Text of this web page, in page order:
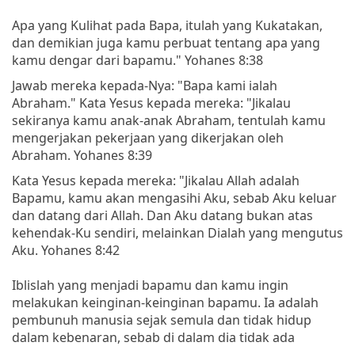
Apa yang Kulihat pada Bapa, itulah yang Kukatakan,
dan demikian juga kamu perbuat tentang apa yang
kamu dengar dari bapamu." Yohanes 8:38
Jawab mereka kepada-Nya: "Bapa kami ialah
Abraham." Kata Yesus kepada mereka: "Jikalau
sekiranya kamu anak-anak Abraham, tentulah kamu
mengerjakan pekerjaan yang dikerjakan oleh
Abraham. Yohanes 8:39
Kata Yesus kepada mereka: "Jikalau Allah adalah
Bapamu, kamu akan mengasihi Aku, sebab Aku keluar
dan datang dari Allah. Dan Aku datang bukan atas
kehendak-Ku sendiri, melainkan Dialah yang mengutus
Aku. Yohanes 8:42
Iblislah yang menjadi bapamu dan kamu ingin
melakukan keinginan-keinginan bapamu. Ia adalah
pembunuh manusia sejak semula dan tidak hidup
dalam kebenaran, sebab di dalam dia tidak ada